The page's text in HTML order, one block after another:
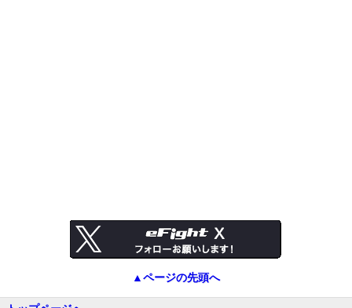
▲ページの先頭へ